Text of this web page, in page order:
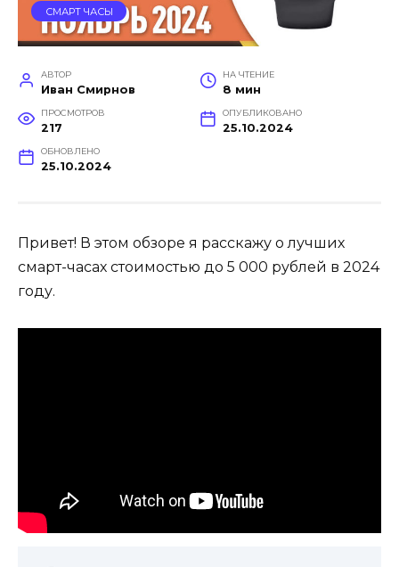
СМАРТ ЧАСЫ
АВТОР
Иван Смирнов
НА ЧТЕНИЕ
8 мин
ПРОСМОТРОВ
217
ОПУБЛИКОВАНО
25.10.2024
ОБНОВЛЕНО
25.10.2024
Привет! В этом обзоре я расскажу о лучших
смарт-часах стоимостью до 5 000 рублей в 2024
году.